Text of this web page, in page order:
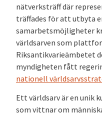
nätverksträff där
träffades för att utbyta
samarbetsmöjligheter
världsarven som
Riksantikvarieämbetet
myndigheten fått
nationell
Ett världsarv är en unik
som vittnar om